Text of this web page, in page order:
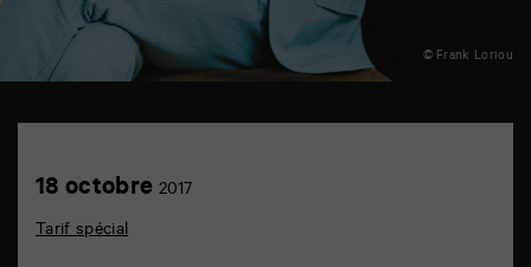
© Frank Loriou
Achetez
en
18 octobre 201718
Tarif spécial